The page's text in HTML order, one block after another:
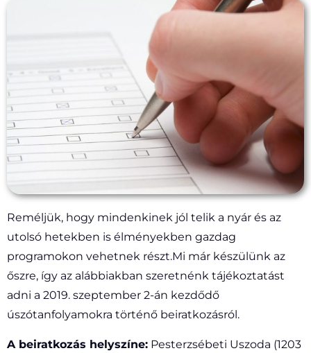
Reméljük, hogy mindenkinek jól telik a nyár és az
utolsó hetekben is élményekben gazdag
programokon vehetnek részt.Mi már készülünk az
őszre, így az alábbiakban szeretnénk tájékoztatást
adni a 2019. szeptember 2-án kezdődő
úszótanfolyamokra történő beiratkozásról.
A beiratkozás helyszíne: Pesterzsébeti Uszoda (1203